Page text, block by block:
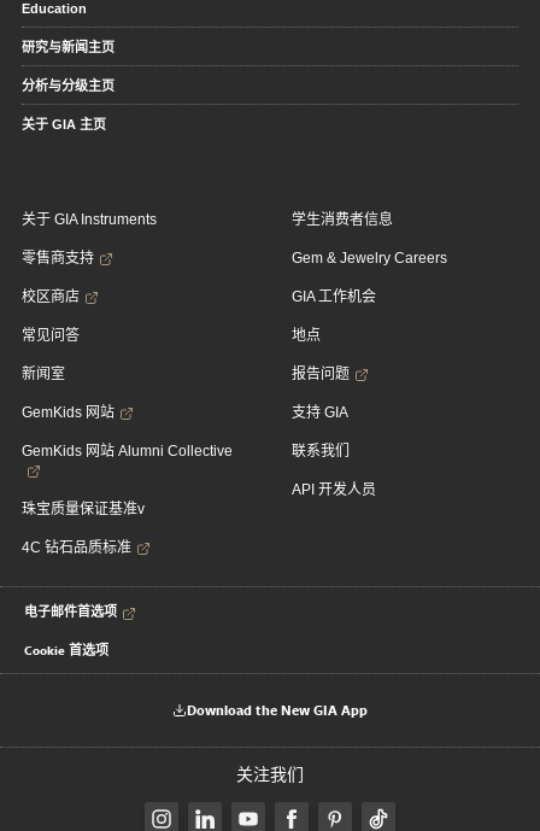
Education
研究与新闻主页
分析与分级主页
关于 GIA 主页
关于 GIA Instruments
零售商支持
校区商店
常见问答
新闻室
GemKids 网站
GemKids 网站 Alumni Collective
珠宝质量保证基准v
4C 钻石品质标准
学生消费者信息
Gem & Jewelry Careers
GIA 工作机会
地点
报告问题
支持 GIA
联系我们
API 开发人员
电子邮件首选项
Cookie 首选项
Download the New GIA App
关注我们